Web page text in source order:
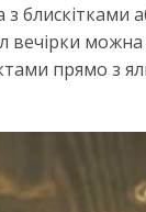
з блискітками
вечірки можна
прямо з